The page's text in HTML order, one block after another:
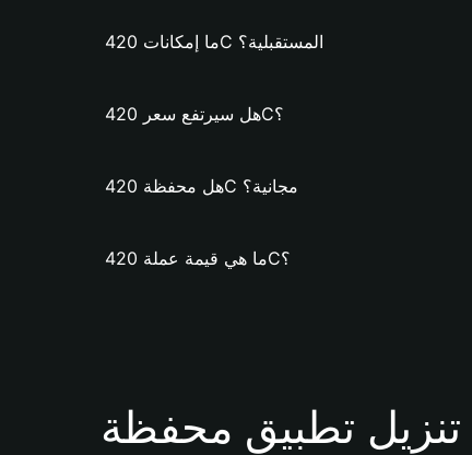
ما إمكانات 420C المستقبلية؟
هل سيرتفع سعر 420C؟
هل محفظة 420C مجانية؟
ما هي قيمة عملة 420C؟